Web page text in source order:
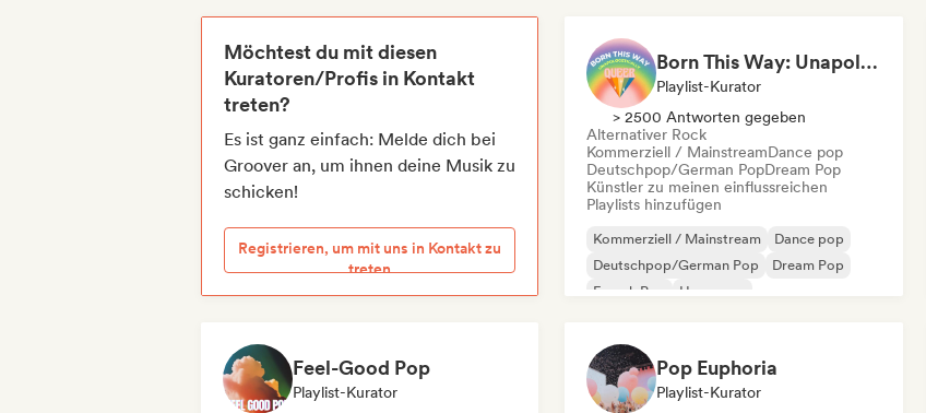
Möchtest du mit diesen
Kuratoren/Profis in Kontakt
treten?
Es ist ganz einfach: Melde dich bei
Groover an, um ihnen deine Musik zu
schicken!
Registrieren, um mit uns in Kontakt zu
treten
Born This Way: Unapologetically Queer
Playlist-Kurator
> 2500 Antworten gegeben
Alternativer Rock
Kommerziell / MainstreamDance pop
Deutschpop/German PopDream Pop
Künstler zu meinen einflussreichen
Playlists hinzufügen
Kommerziell / Mainstream
Dance pop
Deutschpop/German Pop
Dream Pop
French Pop
Hyperpop
Feel-Good Pop
Playlist-Kurator
Pop Euphoria
Playlist-Kurator